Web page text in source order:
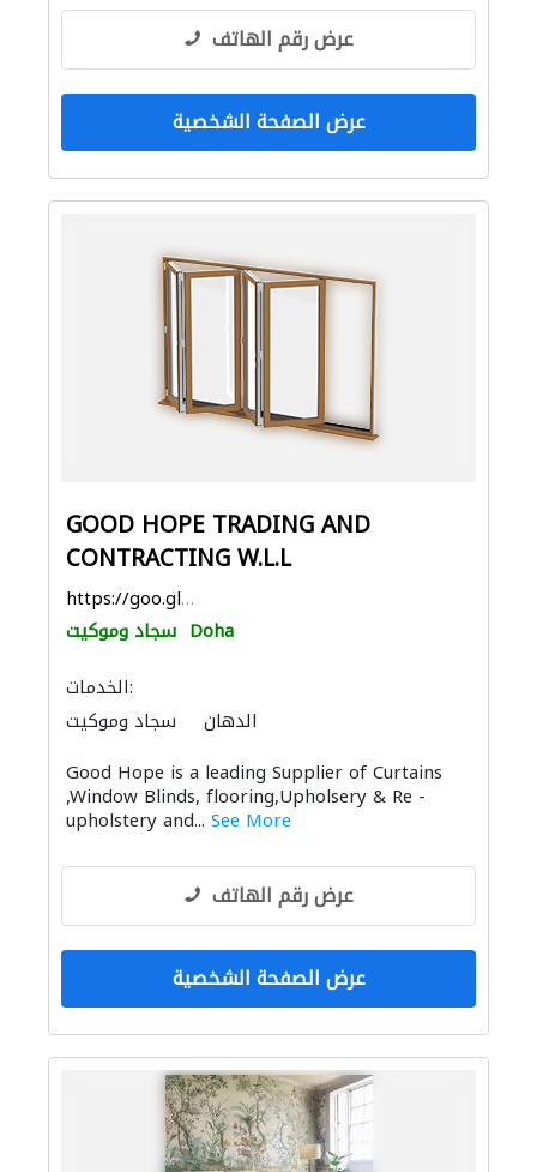
عرض رقم الهاتف
عرض الصفحة الشخصية
GOOD HOPE TRADING AND
CONTRACTING W.L.L
https://goo.gl/maps/aXXzAXFVs9WxPNoz5
سجاد وموكيت Doha
الخدمات:
سجاد وموكيت
الدهان
Good Hope is a leading Supplier of Curtains
,Window Blinds, flooring,Upholsery & Re -
upholstery and... See More
عرض رقم الهاتف
عرض الصفحة الشخصية